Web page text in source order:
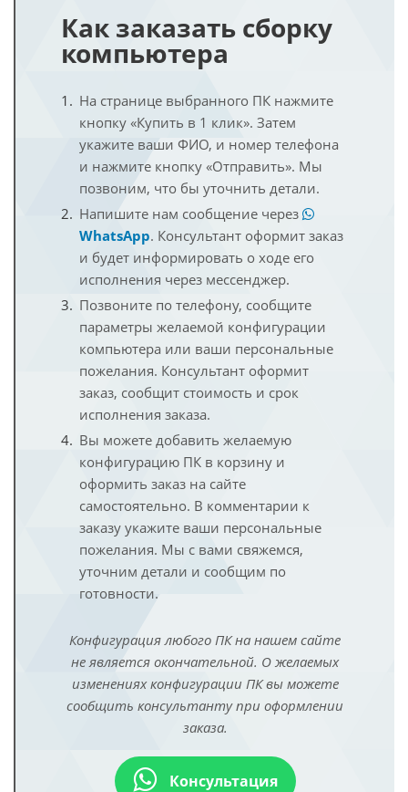
Как заказать сборку
компьютера
На странице выбранного ПК нажмите
кнопку «Купить в 1 клик». Затем
укажите ваши ФИО, и номер телефона
и нажмите кнопку «Отправить». Мы
позвоним, что бы уточнить детали.
Напишите нам сообщение через
WhatsApp. Консультант оформит заказ
и будет информировать о ходе его
исполнения через мессенджер.
Позвоните по телефону, сообщите
параметры желаемой конфигурации
компьютера или ваши персональные
пожелания. Консультант оформит
заказ, сообщит стоимость и срок
исполнения заказа.
Вы можете добавить желаемую
конфигурацию ПК в корзину и
оформить заказ на сайте
самостоятельно. В комментарии к
заказу укажите ваши персональные
пожелания. Мы с вами свяжемся,
уточним детали и сообщим по
готовности.
Конфигурация любого ПК на нашем сайте
не является окончательной. О желаемых
изменениях конфигурации ПК вы можете
сообщить консультанту при оформлении
заказа.
Консультация